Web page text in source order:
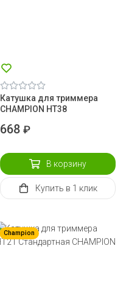
Катушка для триммера
CHAMPION HT38
668₽
В корзину
Купить в 1 клик
Champion